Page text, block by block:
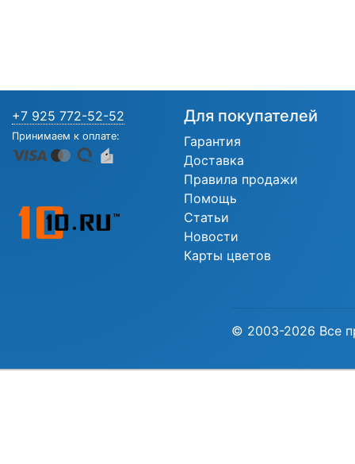
+7 925 772-52-52
Принимаем к оплате:
Для покупателей
Гарантия
Доставка
Правила продажи
Помощь
Статьи
Новости
Карты цветов
© 2003-2026 Все